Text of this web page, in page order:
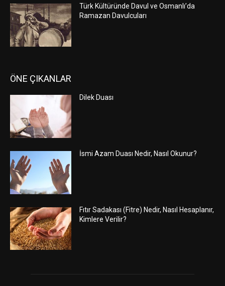
Türk Kültüründe Davul ve Osmanlı’da
Ramazan Davulcuları
ÖNE ÇIKANLAR
Dilek Duası
İsmi Azam Duası Nedir, Nasıl Okunur?
Fıtır Sadakası (Fitre) Nedir, Nasıl Hesaplanır,
Kimlere Verilir?